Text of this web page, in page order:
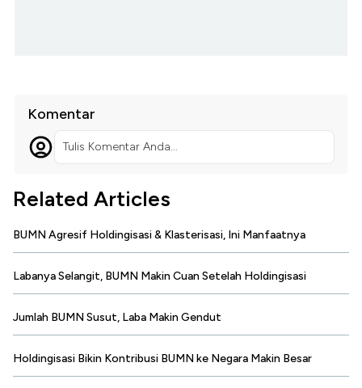
Komentar
Tulis Komentar Anda...
Related Articles
BUMN Agresif Holdingisasi & Klasterisasi, Ini Manfaatnya
Labanya Selangit, BUMN Makin Cuan Setelah Holdingisasi
Jumlah BUMN Susut, Laba Makin Gendut
Holdingisasi Bikin Kontribusi BUMN ke Negara Makin Besar